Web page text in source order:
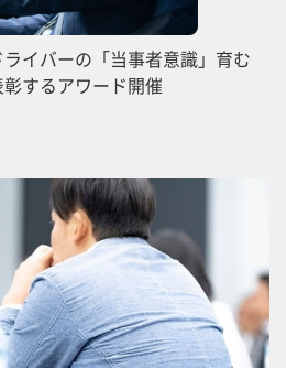
イバーの「当事者意識」育む
するアワード開催